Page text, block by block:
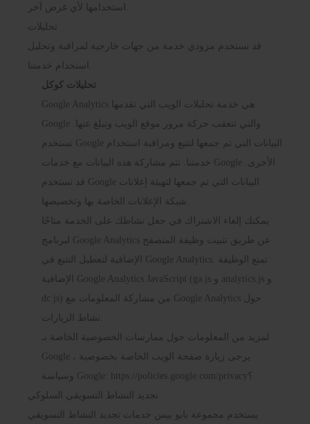
تحليلات
قد نستخدم مزودي خدمة من جهات خارجية لمراقبة وتحليل
تحليلات كوكل
Google Analytics هي خدمة تحليلات الويب التي تقدمها
Google والتي تتعقب حركة مرور موقع الويب وتبلغ عنها.
تستخدم Google البيانات التي تم جمعها لتتبع ومراقبة استخدام
خدمتنا. تتم مشاركة هذه البيانات مع خدمات Google الأخرى.
قد تستخدم Google البيانات التي تم جمعها لتهيئة إعلانات
يمكنك إلغاء الاشتراك في جعل نشاطك على الخدمة متاحًا
لبرنامج Google Analytics عن طريق تثبيت وظيفة المتصفح
الإضافية لتعطيل التتبع في Google Analytics. تمنع الوظيفة
الإضافية Google Analytics JavaScript (ga.js و analytics.js و
dc.js) من مشاركة المعلومات مع Google Analytics حول
لمزيد من المعلومات حول ممارسات الخصوصية الخاصة بـ
Google ، يرجى زيارة صفحة الويب الخاصة بخصوصية
وسياسة Google:
https://policies.google.com/privacy؟
تجديد النشاط التسويقي السلوكي
يستخدم مجموعة بايو بيس خدمات تجديد النشاط التسويقي